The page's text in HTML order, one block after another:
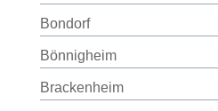
Bondorf
Bönnigheim
Brackenheim